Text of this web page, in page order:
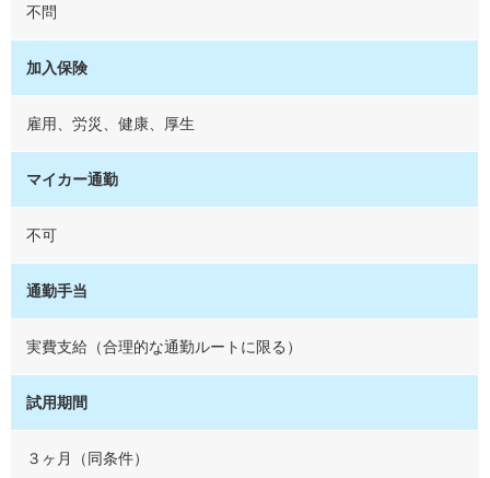
不問
加入保険
雇用、労災、健康、厚生
マイカー通勤
不可
通勤手当
実費支給（合理的な通勤ルートに限る）
試用期間
３ヶ月（同条件）